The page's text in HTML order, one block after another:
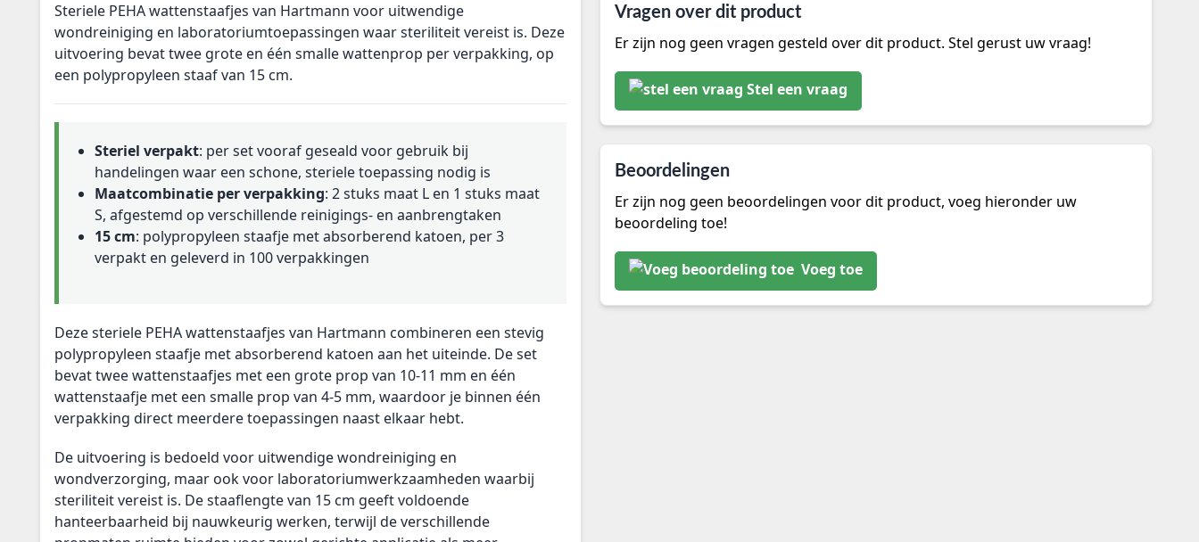
Steriele PEHA wattenstaafjes van Hartmann voor uitwendige
wondreiniging en laboratoriumtoepassingen waar steriliteit vereist is. Deze
uitvoering bevat twee grote en één smalle wattenprop per verpakking, op
een polypropyleen staaf van 15 cm.
Steriel verpakt: per set vooraf geseald voor gebruik bij
handelingen waar een schone, steriele toepassing nodig is
Maatcombinatie per verpakking: 2 stuks maat L en 1 stuks maat
S, afgestemd op verschillende reinigings- en aanbrengtaken
15 cm: polypropyleen staafje met absorberend katoen, per 3
verpakt en geleverd in 100 verpakkingen
Deze steriele PEHA wattenstaafjes van Hartmann combineren een stevig
polypropyleen staafje met absorberend katoen aan het uiteinde. De set
bevat twee wattenstaafjes met een grote prop van 10-11 mm en één
wattenstaafje met een smalle prop van 4-5 mm, waardoor je binnen één
verpakking direct meerdere toepassingen naast elkaar hebt.
De uitvoering is bedoeld voor uitwendige wondreiniging en
wondverzorging, maar ook voor laboratoriumwerkzaamheden waarbij
steriliteit vereist is. De staaflengte van 15 cm geeft voldoende
hanteerbaarheid bij nauwkeurig werken, terwijl de verschillende
Vragen over dit product
Er zijn nog geen vragen gesteld over dit product. Stel gerust uw vraag!
Stel een vraag
Beoordelingen
Er zijn nog geen beoordelingen voor dit product, voeg hieronder uw
beoordeling toe!
Voeg toe